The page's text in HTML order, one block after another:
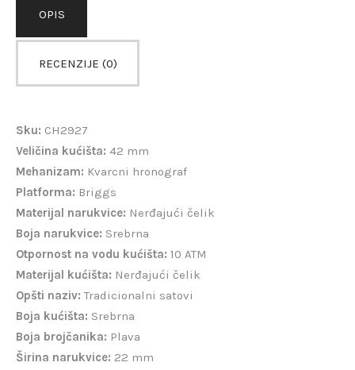
OPIS
RECENZIJE (0)
Sku: CH2927
Veličina kućišta: 42 mm
Mehanizam: Kvarcni hronograf
Platforma: Briggs
Materijal narukvice: Nerđajući čelik
Boja narukvice: Srebrna
Otpornost na vodu kućišta: 10 ATM
Materijal kućišta: Nerđajući čelik
Opšti naziv: Tradicionalni satovi
Boja kućišta: Srebrna
Boja brojčanika: Plava
Širina narukvice: 22 mm